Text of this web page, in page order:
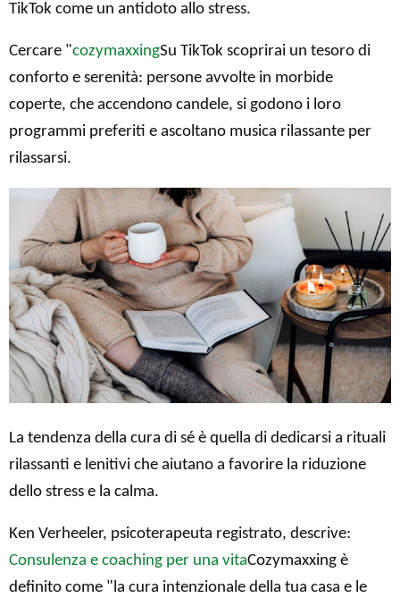
TikTok come un antidoto allo stress.
Cercare "cozymaxxingSu TikTok scoprirai un tesoro di
conforto e serenità: persone avvolte in morbide
coperte, che accendono candele, si godono i loro
programmi preferiti e ascoltano musica rilassante per
rilassarsi.
La tendenza della cura di sé è quella di dedicarsi a rituali
rilassanti e lenitivi che aiutano a favorire la riduzione
dello stress e la calma.
Ken Verheeler, psicoterapeuta registrato, descrive:
Consulenza e coaching per una vitaCozymaxxing è
definito come "la cura intenzionale della tua casa e le